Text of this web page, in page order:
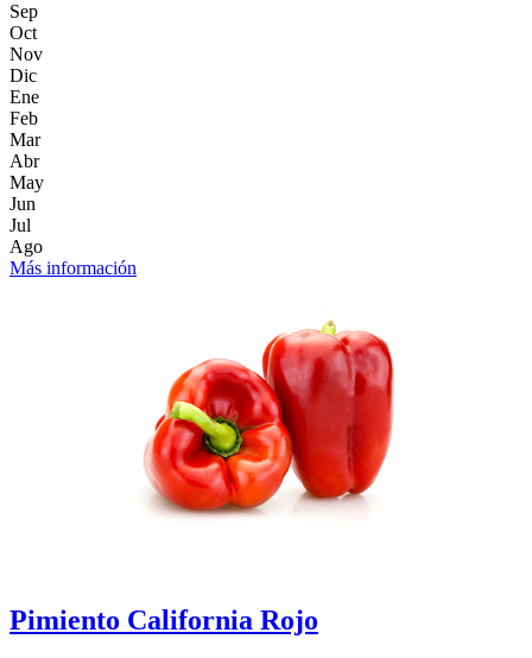
Sep
Oct
Nov
Dic
Ene
Feb
Mar
Abr
May
Jun
Jul
Ago
Más información
Pimiento California Rojo